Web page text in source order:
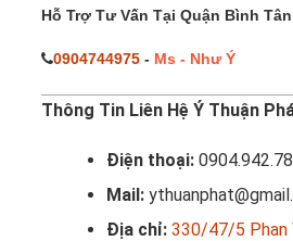
Hỗ Trợ Tư Vấn Tại Quận Bình Tân
0904744975 - Ms - Như Ý
Thông Tin Liên Hệ Ý Thuận
Điện thoại:
Mail:
Địa chỉ: 330/47/5 Phan